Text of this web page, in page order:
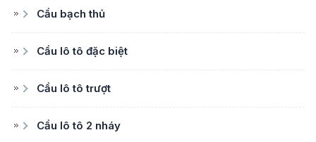
Cầu bạch thủ
Cầu lô tô đặc biệt
Cầu lô tô trượt
Cầu lô tô 2 nháy